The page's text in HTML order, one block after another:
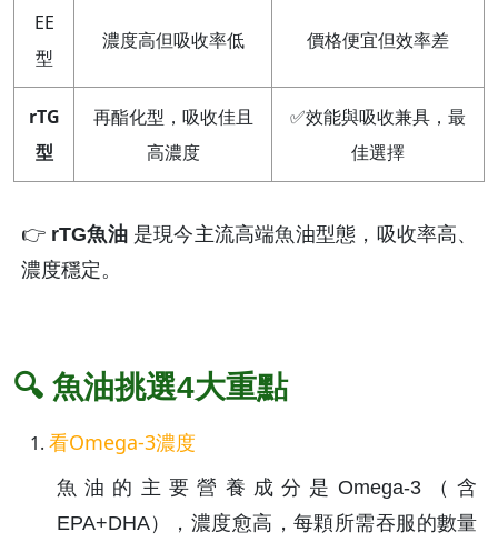
EE
型
濃度高但吸收率低 價格便宜但效率差
rTG
型
再酯化型，吸收佳且
高濃度
✅效能與吸收兼具，最
佳選擇
👉 rTG魚油 是現今主流高端魚油型態，吸收率高、
濃度穩定。
🔍 魚油挑選4大重點
看Omega-3濃度
魚油的主要營養成分是Omega-3（含
EPA+DHA），濃度愈高，每顆所需吞服的數量